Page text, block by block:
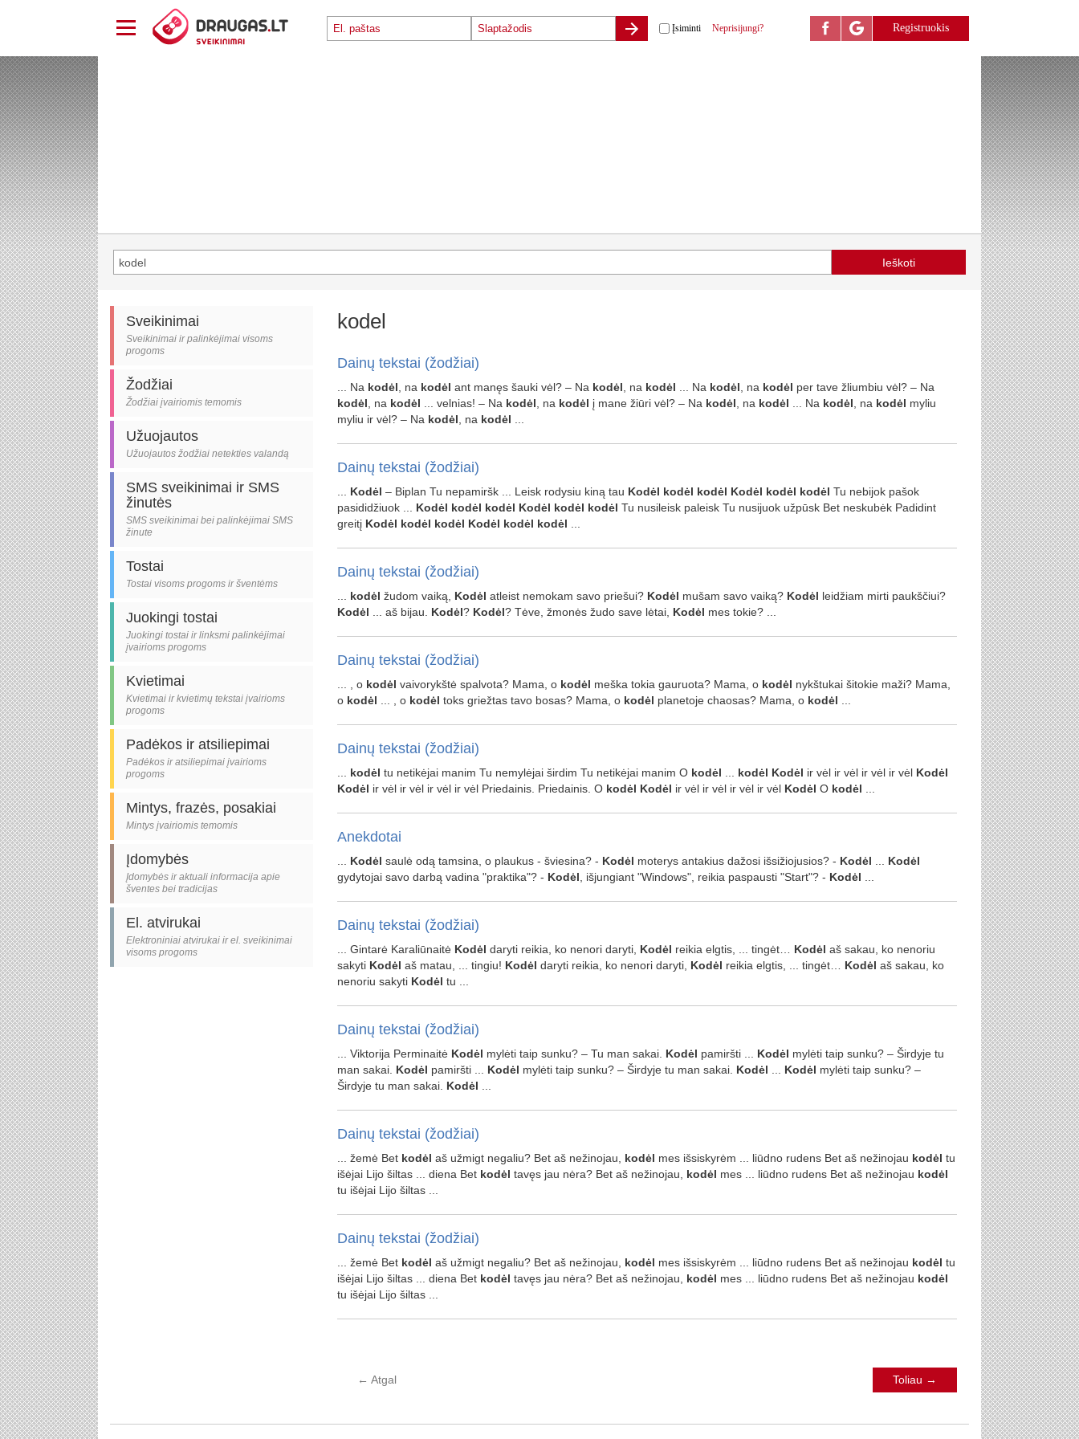
Įsiminti Neprisijungi? Registruokis
Sveikinimai
Sveikinimai ir palinkėjimai visoms
progoms
Žodžiai
Žodžiai įvairiomis temomis
Užuojautos
Užuojautos žodžiai netekties valandą
SMS sveikinimai ir SMS
žinutės
SMS sveikinimai bei palinkėjimai SMS
žinute
Tostai
Tostai visoms progoms ir šventėms
Juokingi tostai
Juokingi tostai ir linksmi palinkėjimai
įvairioms progoms
Kvietimai
Kvietimai ir kvietimų tekstai įvairioms
progoms
Padėkos ir atsiliepimai
Padėkos ir atsiliepimai įvairioms
progoms
Mintys, frazės, posakiai
Mintys įvairiomis temomis
Įdomybės
Įdomybės ir aktuali informacija apie
šventes bei tradicijas
El. atvirukai
Elektroniniai atvirukai ir el. sveikinimai
visoms progoms
kodel
Dainų tekstai (žodžiai)
... Na kodėl , na kodėl ant manęs šauki vėl? – Na kodėl , na kodėl ... Na kodėl , na kodėl per tave žliumbiu vėl? – Na
kodėl , na kodėl ... velnias! – Na kodėl , na kodėl į mane žiūri vėl? – Na kodėl , na kodėl ... Na kodėl , na kodėl myliu
myliu ir vėl? – Na kodėl , na kodėl
Dainų tekstai (žodžiai)
Kodėl – Biplan Tu nepamiršk ... Leisk rodysiu kiną tau Kodėl kodėl kodėl Kodėl kodėl kodėl Tu nebijok pašok
pasididžiuok ... Kodėl kodėl kodėl Kodėl kodėl kodėl Tu nusileisk paleisk Tu nusijuok užpūsk Bet neskubėk Padidint
greitį Kodėl kodėl kodėl Kodėl kodėl kodėl
Dainų tekstai (žodžiai)
kodėl žudom vaiką, Kodėl atleist nemokam savo priešui? Kodėl mušam savo vaiką? Kodėl leidžiam mirti paukščiui?
Kodėl ... aš bijau. Kodėl? Kodėl? Tėve, žmonės žudo save lėtai, Kodėl mes tokie? ...
Dainų tekstai (žodžiai)
... , o kodėl vaivorykštė spalvota? Mama, o kodėl meška tokia gauruota? Mama, o kodėl nykštukai šitokie maži? Mama,
o kodėl ... , o kodėl toks griežtas tavo bosas? Mama, o kodėl planetoje chaosas? Mama, o kodėl
Dainų tekstai (žodžiai)
kodėl tu netikėjai manim Tu nemylėjai širdim Tu netikėjai manim O kodėl kodėl Kodėl ir vėl ir vėl ir vėl ir vėl Kodėl
Kodėl ir vėl ir vėl ir vėl ir vėl Priedainis. Priedainis. O kodėl Kodėl ir vėl ir vėl ir vėl ir vėl Kodėl O kodėl
Anekdotai
Kodėl saulė odą tamsina, o plaukus - šviesina? - Kodėl moterys antakius dažosi išsižiojusios? - Kodėl
Kodėl
gydytojai savo darbą vadina "praktika"? - Kodėl , išjungiant "Windows", reikia paspausti "Start"? - Kodėl
Dainų tekstai (žodžiai)
... Gintarė Karaliūnaitė Kodėl daryti reikia, ko nenori daryti, Kodėl reikia elgtis, ... tingėt… Kodėl aš sakau, ko nenoriu
sakyti Kodėl aš matau, ... tingiu! Kodėl daryti reikia, ko nenori daryti, Kodėl reikia elgtis, ... tingėt… Kodėl aš sakau, ko
nenoriu sakyti Kodėl tu ...
Dainų tekstai (žodžiai)
... Viktorija Perminaitė Kodėl mylėti taip sunku? – Tu man sakai. Kodėl pamiršti ... Kodėl mylėti taip sunku? – Širdyje tu
man sakai. Kodėl pamiršti ... Kodėl mylėti taip sunku? – Širdyje tu man sakai. Kodėl Kodėl mylėti taip sunku? –
Širdyje tu man sakai. Kodėl
Dainų tekstai (žodžiai)
... žemė Bet kodėl aš užmigt negaliu? Bet aš nežinojau, kodėl mes išsiskyrėm ... liūdno rudens Bet aš nežinojau kodėl tu
išėjai Lijo šiltas ... diena Bet kodėl tavęs jau nėra? Bet aš nežinojau, kodėl mes ... liūdno rudens Bet aš nežinojau kodėl
tu išėjai Lijo šiltas ...
Dainų tekstai (žodžiai)
... žemė Bet kodėl aš užmigt negaliu? Bet aš nežinojau, kodėl mes išsiskyrėm ... liūdno rudens Bet aš nežinojau kodėl tu
išėjai Lijo šiltas ... diena Bet kodėl tavęs jau nėra? Bet aš nežinojau, kodėl mes ... liūdno rudens Bet aš nežinojau kodėl
tu išėjai Lijo šiltas ...
← Atgal Toliau →